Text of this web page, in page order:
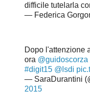
difficile tutelarla
— Federica
Dopo l'attenzione
ora @guidoscorza
#digit15 @lsdi
— SaraDurantini
2015